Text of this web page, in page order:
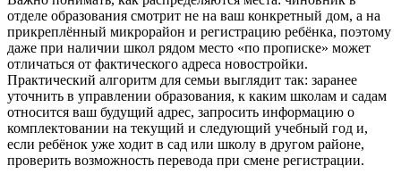
отделе образования смотрит не на ваш конкретный дом, а на
прикреплённый микрорайон и регистрацию ребёнка, поэтому
даже при наличии школ рядом место «по прописке» может
отличаться от фактического адреса новостройки.
Практический алгоритм для семьи выглядит так: заранее
уточнить в управлении образования, к каким школам и садам
относится ваш будущий адрес, запросить информацию о
комплектовании на текущий и следующий учебный год и,
если ребёнок уже ходит в сад или школу в другом районе,
проверить возможность перевода при смене регистрации.